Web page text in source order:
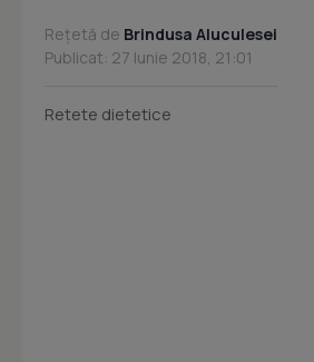
Rețetă de Brindusa Aluculesei
Publicat: 27 Iunie 2018, 21:01
Retete dietetice